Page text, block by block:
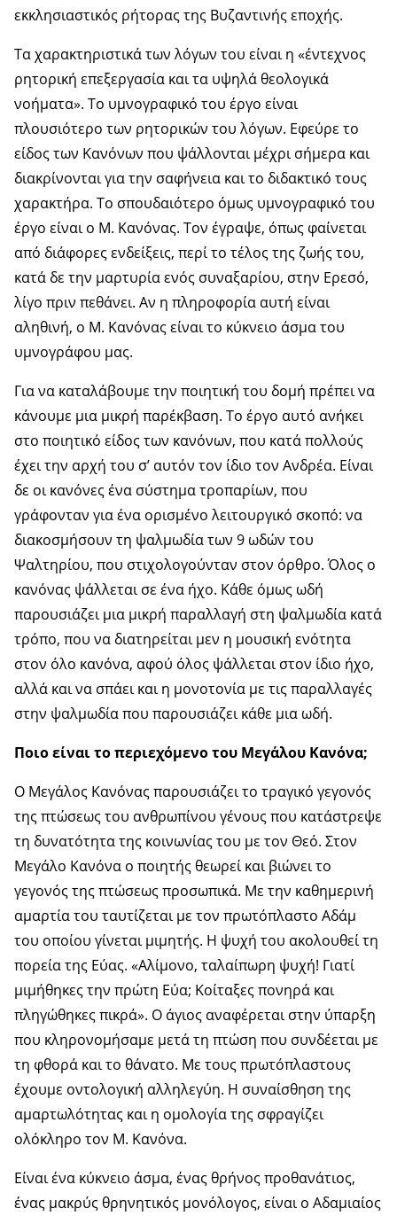
εκκλησιαστικός ρήτορας της Βυζαντινής εποχής.
Τα χαρακτηριστικά των λόγων του είναι η «έντεχνος
ρητορική επεξεργασία και τα υψηλά θεολογικά
νοήματα». Το υμνογραφικό του έργο είναι
πλουσιότερο των ρητορικών του λόγων. Εφεύρε το
είδος των Κανόνων που ψάλλονται μέχρι σήμερα και
διακρίνονται για την σαφήνεια και το διδακτικό τους
χαρακτήρα. Το σπουδαιότερο όμως υμνογραφικό του
έργο είναι ο Μ. Κανόνας. Τον έγραψε, όπως φαίνεται
από διάφορες ενδείξεις, περί το τέλος της ζωής του,
κατά δε την μαρτυρία ενός συναξαρίου, στην Ερεσό,
λίγο πριν πεθάνει. Αν η πληροφορία αυτή είναι
αληθινή, ο Μ. Κανόνας είναι το κύκνειο άσμα του
υμνογράφου μας.
Για να καταλάβουμε την ποιητική του δομή πρέπει να
κάνουμε μια μικρή παρέκβαση. Το έργο αυτό ανήκει
στο ποιητικό είδος των κανόνων, που κατά πολλούς
έχει την αρχή του σ’ αυτόν τον ίδιο τον Ανδρέα. Είναι
δε οι κανόνες ένα σύστημα τροπαρίων, που
γράφονταν για ένα ορισμένο λειτουργικό σκοπό: να
διακοσμήσουν τη ψαλμωδία των 9 ωδών του
Ψαλτηρίου, που στιχολογούνταν στον όρθρο. Όλος ο
κανόνας ψάλλεται σε ένα ήχο. Κάθε όμως ωδή
παρουσιάζει μια μικρή παραλλαγή στη ψαλμωδία κατά
τρόπο, που να διατηρείται μεν η μουσική ενότητα
στον όλο κανόνα, αφού όλος ψάλλεται στον ίδιο ήχο,
αλλά και να σπάει και η μονοτονία με τις παραλλαγές
στην ψαλμωδία που παρουσιάζει κάθε μια ωδή.
Ποιο είναι το περιεχόμενο του Μεγάλου Κανόνα;
Ο Μεγάλος Κανόνας παρουσιάζει το τραγικό γεγονός
της πτώσεως του ανθρωπίνου γένους που κατάστρεψε
τη δυνατότητα της κοινωνίας του με τον Θεό. Στον
Μεγάλο Κανόνα ο ποιητής θεωρεί και βιώνει το
γεγονός της πτώσεως προσωπικά. Με την καθημερινή
αμαρτία του ταυτίζεται με τον πρωτόπλαστο Αδάμ
του οποίου γίνεται μιμητής. Η ψυχή του ακολουθεί τη
πορεία της Εύας. «Αλίμονο, ταλαίπωρη ψυχή! Γιατί
μιμήθηκες την πρώτη Εύα; Κοίταξες πονηρά και
πληγώθηκες πικρά». Ο άγιος αναφέρεται στην ύπαρξη
που κληρονομήσαμε μετά τη πτώση που συνδέεται με
τη φθορά και το θάνατο. Με τους πρωτόπλαστους
έχουμε οντολογική αλληλεγύη. Η συναίσθηση της
αμαρτωλότητας και η ομολογία της σφραγίζει
ολόκληρο τον Μ. Κανόνα.
Είναι ένα κύκνειο άσμα, ένας θρήνος προθανάτιος,
ένας μακρύς θρηνητικός μονόλογος, είναι ο Αδαμιαίος